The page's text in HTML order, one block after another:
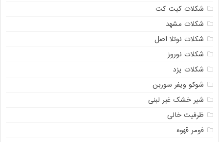
شکلات کیت کت
شکلات مشهد
شکلات نوتلا اصل
شکلات نوروز
شکلات یزد
شوکو ویفر سوربن
شیر خشک غیر لبنی
ظرفیت خالی
فومر قهوه